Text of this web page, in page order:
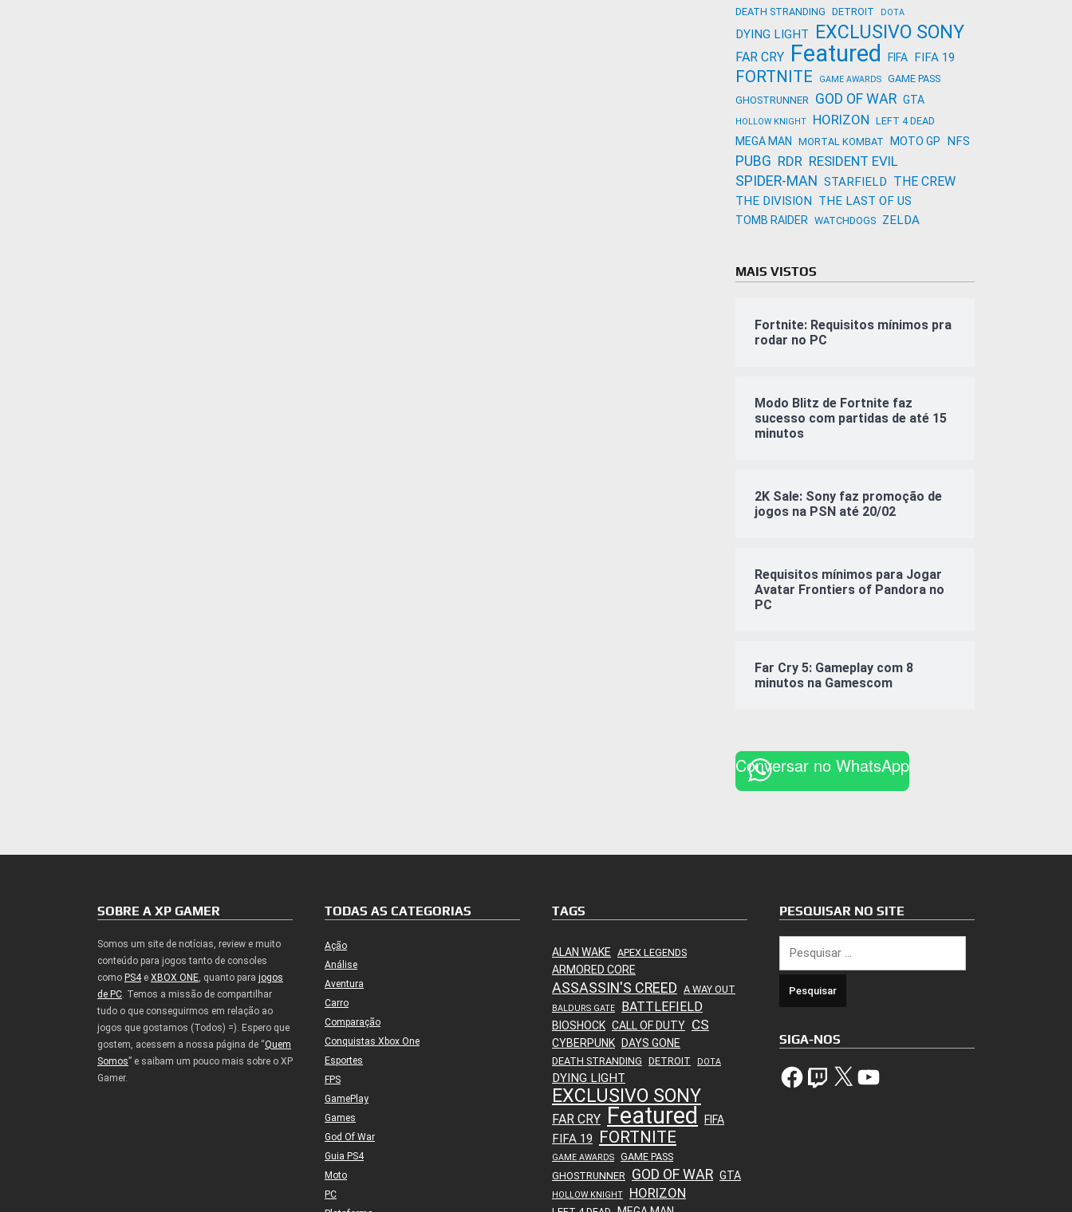
DEATH STRANDING DETROIT DOTA
DYING LIGHT EXCLUSIVO SONY
FAR CRY Featured FIFA FIFA 19
FORTNITE GAME AWARDS
GAME PASS
GHOSTRUNNER GOD OF WAR GTA
HOLLOW KNIGHT HORIZON LEFT 4 DEAD
MEGA MAN MORTAL KOMBAT MOTO GP NFS
PUBG RDR RESIDENT EVIL
SPIDER-MAN STARFIELD THE CREW
THE DIVISION THE LAST OF US
TOMB RAIDER WATCHDOGS ZELDA
MAIS VISTOS
Fortnite: Requisitos mínimos pra
rodar no PC
Modo Blitz de Fortnite faz
sucesso com partidas de até 15
minutos
2K Sale: Sony faz promoção de
jogos na PSN até 20/02
Requisitos mínimos para Jogar
Avatar Frontiers of Pandora no
PC
Far Cry 5: Gameplay com 8
minutos na Gamescom
Conversar no WhatsApp
SOBRE A XP GAMER
Somos um site de notícias, review e muito
conteúdo para jogos tanto de consoles
como PS4e XBOX ONE, quanto para jogos
de PC. Temos a missão de compartilhar
tudo o que conseguirmos em relação ao
jogos que gostamos (Todos) =). Espero que
gostem, acessem a nossa página de “Quem
Somos” e saibam um pouco mais sobre o XP
Gamer.
TODAS AS CATEGORIAS
Ação
Análise
Aventura
Carro
Comparação
Conquistas Xbox One
Esportes
FPS
GamePlay
Games
God Of War
Guia PS4
Moto
PC
TAGS
ALAN WAKE APEX LEGENDS
ARMORED CORE
ASSASSIN'S CREED A WAY OUT
BALDURS GATE BATTLEFIELD
BIOSHOCK CALL OF DUTY CS
CYBERPUNK DAYS GONE
DEATH STRANDING DETROIT DOTA
DYING LIGHT
EXCLUSIVO SONY
FAR CRY Featured FIFA
FIFA 19 FORTNITE
GAME AWARDS
GAME PASS
GHOSTRUNNER GOD OF WAR GTA
HOLLOW KNIGHT HORIZON
PESQUISAR NO SITE
por:
SIGA-NOS
FacebookTwitch X YouTube